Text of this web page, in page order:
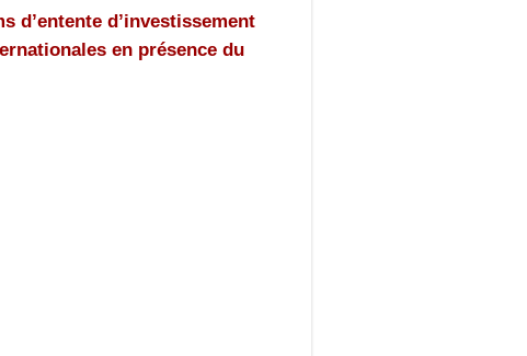
d’entente d’investissement
en présence du